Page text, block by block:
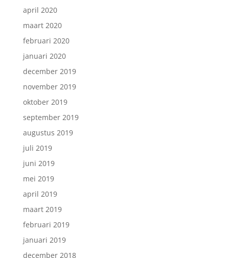
april 2020
maart 2020
februari 2020
januari 2020
december 2019
november 2019
oktober 2019
september 2019
augustus 2019
juli 2019
juni 2019
mei 2019
april 2019
maart 2019
februari 2019
januari 2019
december 2018